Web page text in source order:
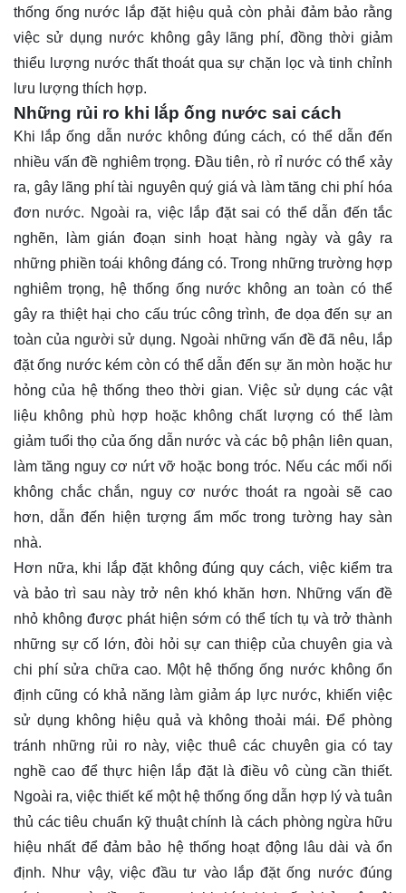
thống ống nước lắp đặt hiệu quả còn phải đảm bảo rằng
việc sử dụng nước không gây lãng phí, đồng thời giảm
thiểu lượng nước thất thoát qua sự chặn lọc và tinh chỉnh
lưu lượng thích hợp.
Những rủi ro khi lắp ống nước sai cách
Khi lắp ống dẫn nước không đúng cách, có thể dẫn đến
nhiều vấn đề nghiêm trọng. Đầu tiên, rò rỉ nước có thể xảy
ra, gây lãng phí tài nguyên quý giá và làm tăng chi phí hóa
đơn nước. Ngoài ra, việc lắp đặt sai có thể dẫn đến tắc
nghẽn, làm gián đoạn sinh hoạt hàng ngày và gây ra
những phiền toái không đáng có. Trong những trường hợp
nghiêm trọng, hệ thống ống nước không an toàn có thể
gây ra thiệt hại cho cấu trúc công trình, đe dọa đến sự an
toàn của người sử dụng. Ngoài những vấn đề đã nêu, lắp
đặt ống nước kém còn có thể dẫn đến sự ăn mòn hoặc hư
hỏng của hệ thống theo thời gian. Việc sử dụng các vật
liệu không phù hợp hoặc không chất lượng có thể làm
giảm tuổi thọ của ống dẫn nước và các bộ phận liên quan,
làm tăng nguy cơ nứt vỡ hoặc bong tróc. Nếu các mối nối
không chắc chắn, nguy cơ nước thoát ra ngoài sẽ cao
hơn, dẫn đến hiện tượng ẩm mốc trong tường hay sàn
nhà.
Hơn nữa, khi lắp đặt không đúng quy cách, việc kiểm tra
và bảo trì sau này trở nên khó khăn hơn. Những vấn đề
nhỏ không được phát hiện sớm có thể tích tụ và trở thành
những sự cố lớn, đòi hỏi sự can thiệp của chuyên gia và
chi phí sửa chữa cao. Một hệ thống ống nước không ổn
định cũng có khả năng làm giảm áp lực nước, khiến việc
sử dụng không hiệu quả và không thoải mái. Để phòng
tránh những rủi ro này, việc thuê các chuyên gia có tay
nghề cao để thực hiện lắp đặt là điều vô cùng cần thiết.
Ngoài ra, việc thiết kế một hệ thống ống dẫn hợp lý và tuân
thủ các tiêu chuẩn kỹ thuật chính là cách phòng ngừa hữu
hiệu nhất để đảm bảo hệ thống hoạt động lâu dài và ổn
định. Như vậy, việc đầu tư vào lắp đặt ống nước đúng